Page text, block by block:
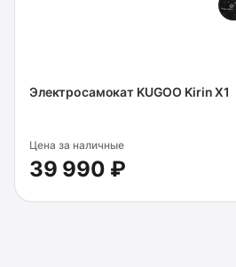
Электросамокат KUGOO Kirin X1
Цена за наличные
39 990 ₽